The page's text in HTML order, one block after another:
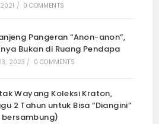
/ 0 COMMENTS
Pangeran “Anon-anon”,
Bukan di Ruang Pendapa
2023 / 0 COMMENTS
Wayang Koleksi Kraton,
2 Tahun untuk Bisa “Diangini”
bersambung)